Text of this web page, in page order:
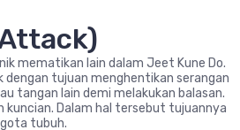
mematikan lain dalam Jeet Kune Do.
tujuan menghentikan serangan
tangan lain demi melakukan balasan.
kuncian. Dalam hal tersebut tujuannya
tubuh.